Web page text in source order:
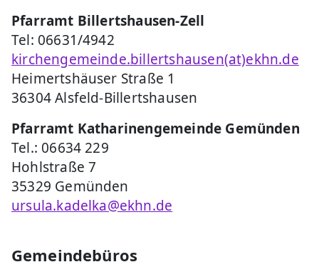
Pfarramt Billertshausen-Zell
Tel: 06631/4942
kirchengemeinde.billertshausen(at)ekhn.de
Heimertshäuser Straße 1
36304 Alsfeld-Billertshausen
Pfarramt Katharinengemeinde Gemünden
Tel.: 06634 229
Hohlstraße 7
35329 Gemünden
ursula.kadelka@ekhn.de
Gemeindebüros